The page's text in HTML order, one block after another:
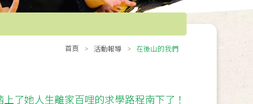
首頁 活動報導 在後山的我們
了她人生離家百哩的求學路程南下了！